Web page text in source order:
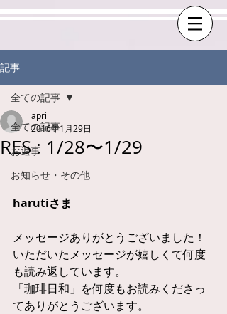
記事
全ての記事
お返事
お知らせ・その他
全ての記事
RES : 1/28〜1/29
april
2016年1月29日
harutiさま
メッセージありがとうございました！
いただいたメッセージが嬉しくて何度
も読み返しています。
「珈琲日和」を何度もお読みくださっ
てありがとうございます。